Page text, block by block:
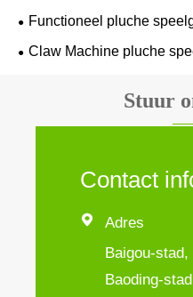
Functioneel pluche
Claw Machine pluche
Stuur
Contact

Adres
Baigou-
Baoding-